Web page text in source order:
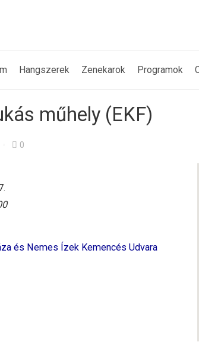
Hangszerek Zenekarok Programok
műhely (EKF)
0
és Nemes Ízek Kemencés Udvara